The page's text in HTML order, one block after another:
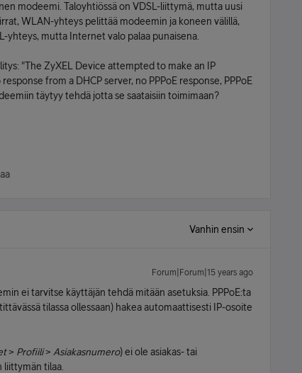
modeemi. Taloyhtiössä on VDSL-liittymä, mutta uusi
WLAN-yhteys pelittää modeemin ja koneen välillä,
yhteys, mutta Internet valo palaa punaisena.
"The ZyXEL Device attempted to make an IP
from a DHCP server, no PPPoE response, PPPoE
täytyy tehdä jotta se saataisiin toimimaan?
Vanhin ensin
Forum|Forum|15 years ago
ei tarvitse käyttäjän tehdä mitään asetuksia. PPPoE:ta
tilassa ollessaan) hakea automaattisesti IP-osoite
> Profiili> Asiakasnumero) ei ole asiakas- tai
liittymän tilaa.